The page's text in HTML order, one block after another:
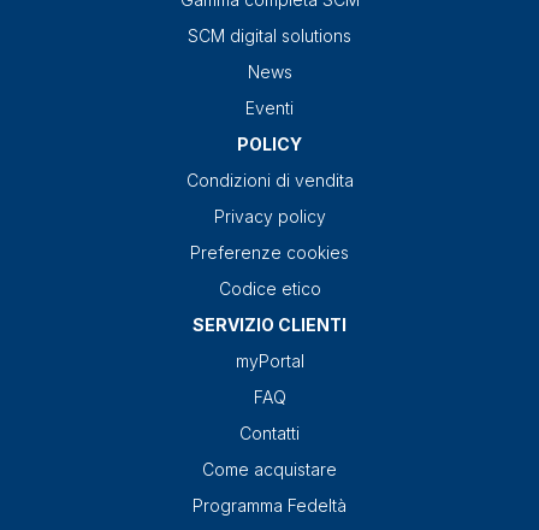
SCM digital solutions
News
Eventi
POLICY
Condizioni di vendita
Privacy policy
Preferenze cookies
Codice etico
SERVIZIO CLIENTI
myPortal
FAQ
Contatti
Come acquistare
Programma Fedeltà